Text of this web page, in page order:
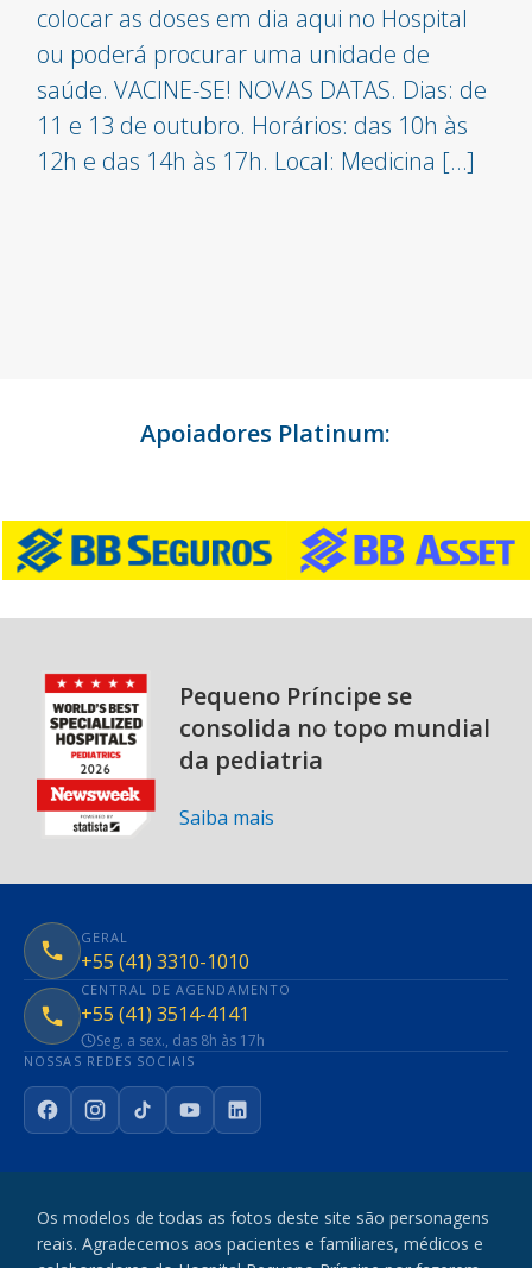
colocar as doses em dia aqui no Hospital
ou poderá procurar uma unidade de
saúde. VACINE-SE! NOVAS DATAS. Dias: de
11 e 13 de outubro. Horários: das 10h às
12h e das 14h às 17h. Local: Medicina […]
Apoiadores Platinum:
Pequeno Príncipe se
consolida no topo mundial
da pediatria
Saiba mais
GERAL
+55 (41) 3310-1010
CENTRAL DE AGENDAMENTO
+55 (41) 3514-4141
Seg. a sex., das 8h às 17h
NOSSAS REDES SOCIAIS
FacebookInstagram
TikTokYouTubeLinkedIn
Os modelos de todas as fotos deste site são personagens
reais. Agradecemos aos pacientes e familiares, médicos e